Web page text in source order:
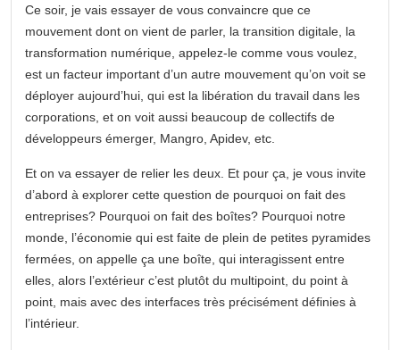
Ce soir, je vais essayer de vous convaincre que ce
mouvement dont on vient de parler, la transition digitale, la
transformation numérique, appelez-le comme vous voulez,
est un facteur important d’un autre mouvement qu’on voit se
déployer aujourd’hui, qui est la libération du travail dans les
corporations, et on voit aussi beaucoup de collectifs de
développeurs émerger, Mangro, Apidev, etc.
Et on va essayer de relier les deux. Et pour ça, je vous invite
d’abord à explorer cette question de pourquoi on fait des
entreprises? Pourquoi on fait des boîtes? Pourquoi notre
monde, l’économie qui est faite de plein de petites pyramides
fermées, on appelle ça une boîte, qui interagissent entre
elles, alors l’extérieur c’est plutôt du multipoint, du point à
point, mais avec des interfaces très précisément définies à
l’intérieur.